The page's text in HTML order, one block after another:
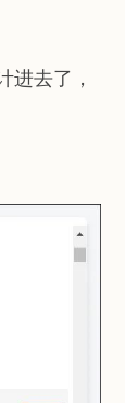
进去了，